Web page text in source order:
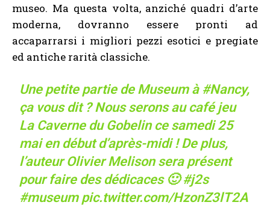
museo. Ma questa volta, anziché quadri d’arte
moderna, dovranno essere pronti ad
accaparrarsi i migliori pezzi esotici e pregiate
ed antiche rarità classiche.
Une petite partie de Museum à #Nancy,
ça vous dit ? Nous serons au café jeu
La Caverne du Gobelin ce samedi 25
mai en début d’après-midi ! De plus,
l’auteur Olivier Melison sera présent
pour faire des dédicaces 🙂#j2s
#museum pic.twitter.com/HzonZ3lT2A